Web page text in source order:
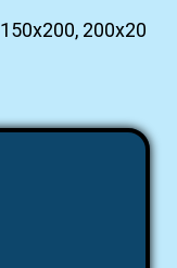
200х20